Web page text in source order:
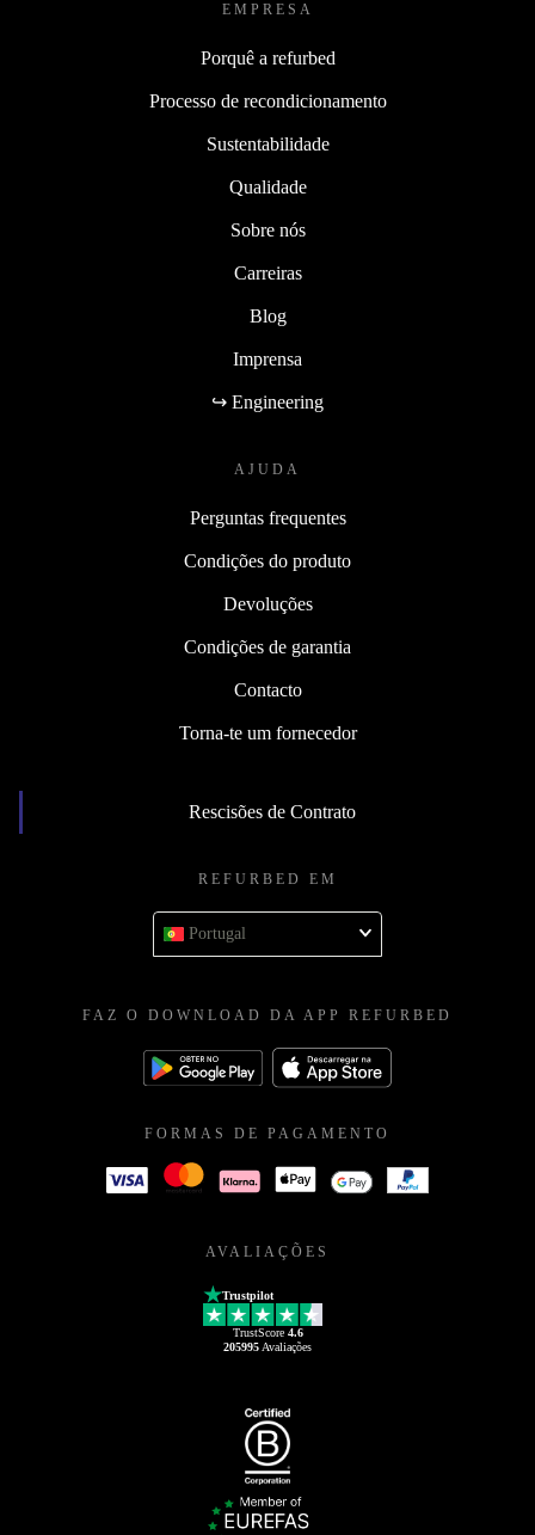
EMPRESA
Porquê a refurbed
Processo de recondicionamento
Sustentabilidade
Qualidade
Sobre nós
Carreiras
Blog
Imprensa
↪ Engineering
AJUDA
Perguntas frequentes
Condições do produto
Devoluções
Condições de garantia
Contacto
Torna-te um fornecedor
Rescisões de Contrato
REFURBED EM
Portugal
FAZ O DOWNLOAD DA APP REFURBED
FORMAS DE PAGAMENTO
AVALIAÇÕES
Trustpilot
TrustScore 4.6
205995 Avaliações